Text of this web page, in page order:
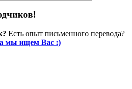
Есть опыт письменного перевода?
мы ищем Вас :)